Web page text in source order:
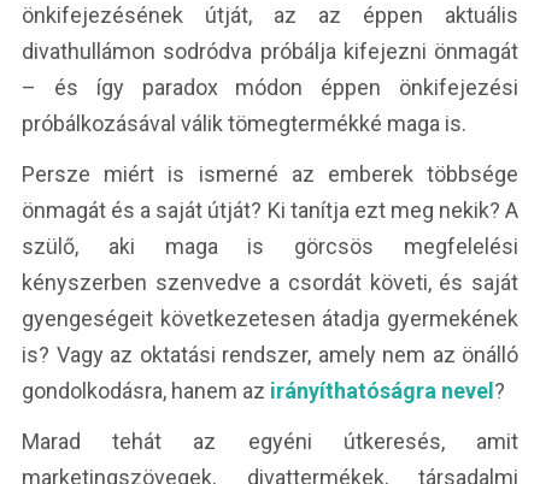
önkifejezésének útját, az az éppen aktuális
divathullámon sodródva próbálja kifejezni önmagát
– és így paradox módon éppen önkifejezési
próbálkozásával válik tömegtermékké maga is.
Persze miért is ismerné az emberek többsége
önmagát és a saját útját? Ki tanítja ezt meg nekik? A
szülő, aki maga is görcsös megfelelési
kényszerben szenvedve a csordát követi, és saját
gyengeségeit következetesen átadja gyermekének
is? Vagy az oktatási rendszer, amely nem az önálló
gondolkodásra, hanem az irányíthatóságra nevel ?
Marad tehát az egyéni útkeresés, amit
marketingszövegek, divattermékek, társadalmi